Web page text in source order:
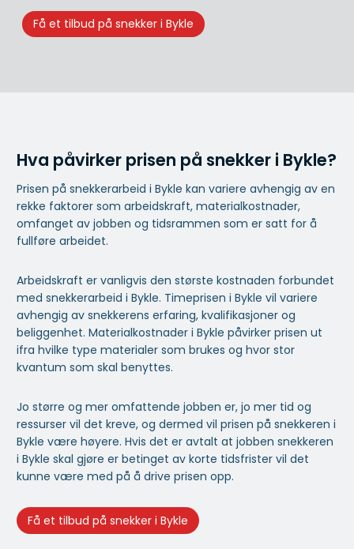
Få et tilbud på snekker i Bykle
Hva påvirker prisen på snekker i Bykle?
Prisen på snekkerarbeid i Bykle kan variere avhengig av en
rekke faktorer som arbeidskraft, materialkostnader,
omfanget av jobben og tidsrammen som er satt for å
fullføre arbeidet.
Arbeidskraft er vanligvis den største kostnaden forbundet
med snekkerarbeid i Bykle. Timeprisen i Bykle vil variere
avhengig av snekkerens erfaring, kvalifikasjoner og
beliggenhet. Materialkostnader i Bykle påvirker prisen ut
ifra hvilke type materialer som brukes og hvor stor
kvantum som skal benyttes.
Jo større og mer omfattende jobben er, jo mer tid og
ressurser vil det kreve, og dermed vil prisen på snekkeren i
Bykle være høyere. Hvis det er avtalt at jobben snekkeren
i Bykle skal gjøre er betinget av korte tidsfrister vil det
kunne være med på å drive prisen opp.
Få et tilbud på snekker i Bykle